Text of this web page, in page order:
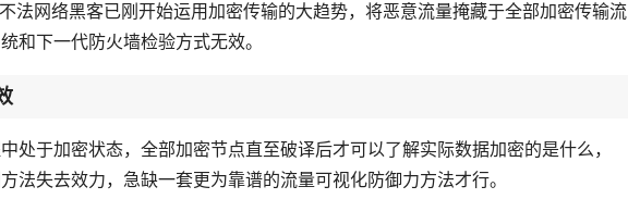
法网络黑客已刚开始运用加密传输的大趋势，将恶意流量掩藏于全部加密传输流
和下一代防火墙检验方式无效。
处于加密状态，全部加密节点直至破译后才可以了解实际数据加密的是什么，
法失去效力，急缺一套更为靠谱的流量可视化防御力方法才行。